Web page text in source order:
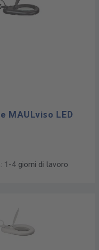
MAULviso LED
1-4 giorni di lavoro